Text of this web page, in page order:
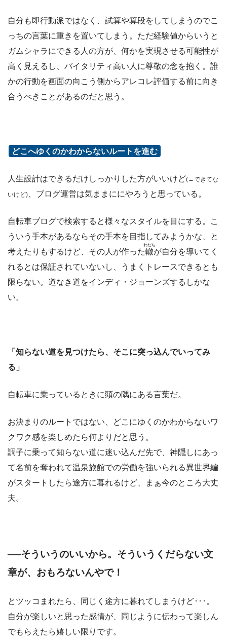
自分も即行動派ではなく、試算や算段をしてしまうのでこ
っちの言葉に重きを置いてしまう。ただ経験値からいうと
ガムシャラにできる人の方が、何かを実現させる可能性が
高く見えるし、バイタリティ高い人に尊敬の念を抱く。誰
かの行動を画面の向こう側からアレコレ評価する前に向き
合うべきことがあるのだと思う。
どこへゆくのかわからないルートを進む
人生設計はできるだけしっかりした方がいいけど(←できてな
いけど) 、ブログ運営は気ままににやろうと思っている。
自転車ブログで検索すると様々なスタイルを目にする。こ
ういう手本があるならその手本を目指してみようかな、と
考えたりもするけど、その人が作った轍
わだち
が自分を導いてく
れるとは保証されていないし、うまくトレースできるとも
限らない。道なき道をインディ・ジョーンズするしかな
い。
「知らない道を見つけたら、そこに突っ込んでいってみ
る」
自転車に乗っているときに頭の隅にある言葉だ。
お決まりのルートではない、どこにゆくのかわからないワ
クワク感を楽しめたら何よりだと思う。
調子に乗って知らない道に迷い込んだ先で、神隠しにあっ
て名前を奪われて温泉旅館での労働を強いられる異世界編
がスタートしたら途方に暮れるけど、まぁ今のところ大丈
夫。
──そういうのいいから。そういうくだらない文
章が、おもろないんやで！
とツッコまれたら、同じく途方に暮れてしまうけど･･･。
自分が楽しいと思った感情が、同じように伝わって楽しん
でもらえたら嬉しい限りです。